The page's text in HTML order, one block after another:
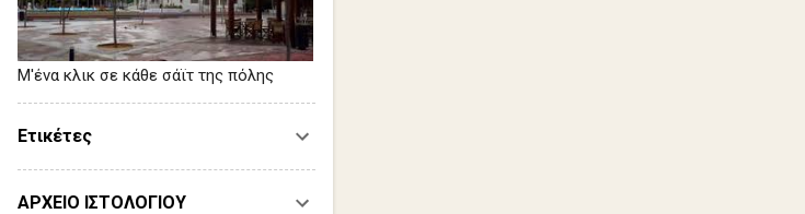
Μ'ένα κλικ σε κάθε σάϊτ της πόλης
Ετικέτες
ΑΡΧΕΙΟ ΙΣΤΟΛΟΓΙΟΥ